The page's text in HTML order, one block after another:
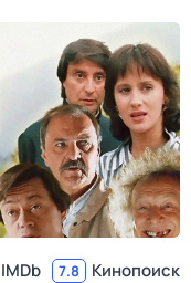
IMDb 7.8 Кинопоиск